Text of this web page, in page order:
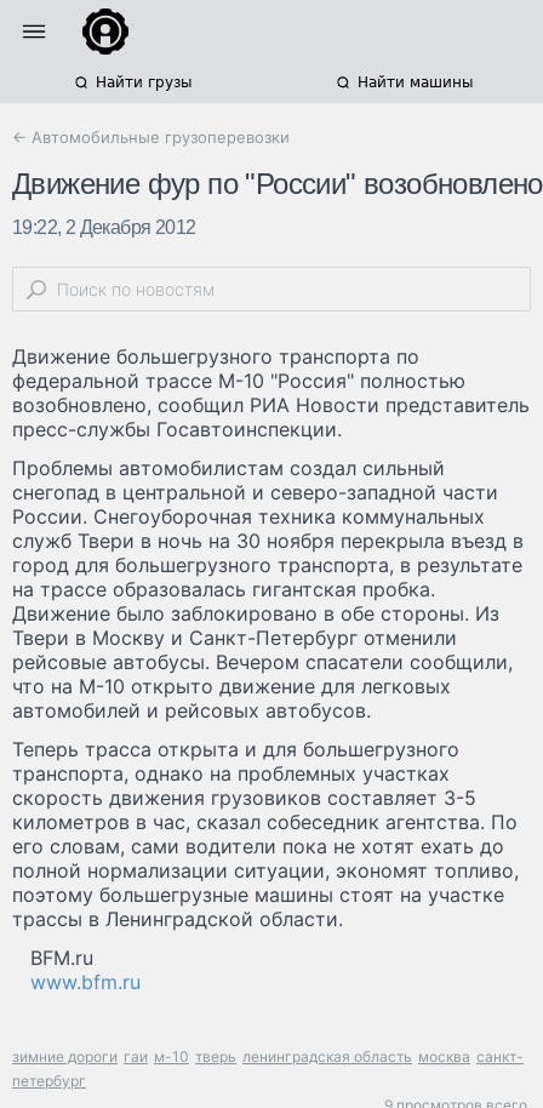
Найти грузы Найти машины
← Автомобильные грузоперевозки
Движение фур по "России" возобновлено
19:22, 2 Декабря 2012
Движение большегрузного транспорта по
федеральной трассе М-10 "Россия" полностью
возобновлено, сообщил РИА Новости представитель
пресс-службы Госавтоинспекции.
Проблемы автомобилистам создал сильный
снегопад в центральной и северо-западной части
России. Снегоуборочная техника коммунальных
служб Твери в ночь на 30 ноября перекрыла въезд в
город для большегрузного транспорта, в результате
на трассе образовалась гигантская пробка.
Движение было заблокировано в обе стороны. Из
Твери в Москву и Санкт-Петербург отменили
рейсовые автобусы. Вечером спасатели сообщили,
что на М-10 открыто движение для легковых
автомобилей и рейсовых автобусов.
Теперь трасса открыта и для большегрузного
транспорта, однако на проблемных участках
скорость движения грузовиков составляет 3-5
километров в час, сказал собеседник агентства. По
его словам, сами водители пока не хотят ехать до
полной нормализации ситуации, экономят топливо,
поэтому большегрузные машины стоят на участке
трассы в Ленинградской области.
BFM.ru
www.bfm.ru
зимние дороги гаи м-10 тверь ленинградская область москва санкт-
петербург